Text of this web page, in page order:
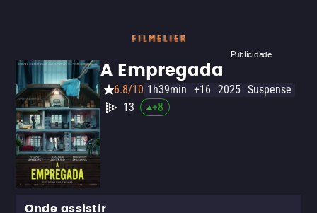
Publicidade
A Empregada
6.8/10 1h39min +16 2025 Suspense
13
+8
Onde assistir